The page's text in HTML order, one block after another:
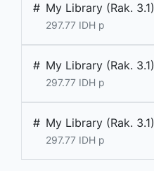
# My Library (Rak. 3.1)
297.77 IDH p
# My Library (Rak. 3.1)
297.77 IDH p
# My Library (Rak. 3.1)
297.77 IDH p